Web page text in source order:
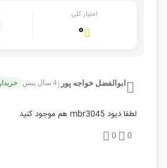
امتیاز کلی
۰
ابوالفضل خواجه پور | 4 سال پیش خریدار
لطفا دیود mbr3045 هم موجود کنید
0
0